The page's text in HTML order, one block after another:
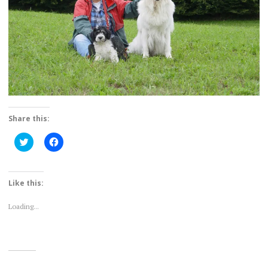
Share this:
Click
to
Twitter
(Opens
in
Click
to
Like this:
Loading...